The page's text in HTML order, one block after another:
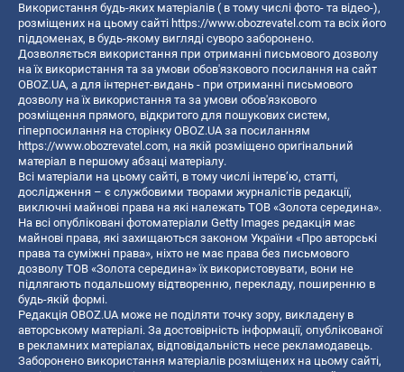
Використання будь-яких матеріалів ( в тому числі фото- та відео-),
розміщених на цьому сайті https://www.obozrevatel.com та всіх його
піддоменах, в будь-якому вигляді суворо заборонено.
Дозволяється використання при отриманні письмового дозволу
на їх використання та за умови обов'язкового посилання на сайт
OBOZ.UA, а для інтернет-видань - при отриманні письмового
дозволу на їх використання та за умови обов'язкового
розміщення прямого, відкритого для пошукових систем,
гіперпосилання на сторінку OBOZ.UA за посиланням
https://www.obozrevatel.com, на якій розміщено оригінальний
матеріал в першому абзаці матеріалу.
Всі матеріали на цьому сайті, в тому числі інтерв’ю, статті,
дослідження – є службовими творами журналістів редакції,
виключні майнові права на які належать ТОВ «Золота середина».
На всі опубліковані фотоматеріали Getty Images редакція має
майнові права, які захищаються законом України «Про авторські
права та суміжні права», ніхто не має права без письмового
дозволу ТОВ «Золота середина» їх використовувати, вони не
підлягають подальшому відтворенню, перекладу, поширенню в
будь-якій формі.
Редакція OBOZ.UA може не поділяти точку зору, викладену в
авторському матеріалі. За достовірність інформації, опублікованої
в рекламних матеріалах, відповідальність несе рекламодавець.
Заборонено використання матеріалів розміщених на цьому сайті,